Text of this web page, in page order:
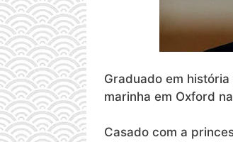
Graduado em
marinha em Oxford
Casado com a